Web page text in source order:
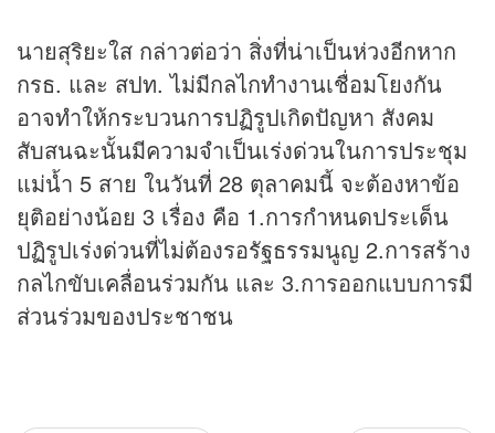
นายสุริยะใส กล่าวต่อว่า สิ่งที่น่าเป็นห่วงอีกหาก
กรธ. และ สปท. ไม่มีกลไกทำงานเชื่อมโยงกัน
อาจทำให้กระบวนการปฏิรูปเกิดปัญหา สังคม
สับสนฉะนั้นมีความจำเป็นเร่งด่วนในการประชุม
แม่น้ำ 5 สาย ในวันที่ 28 ตุลาคมนี้ จะต้องหาข้อ
ยุติอย่างน้อย 3 เรื่อง คือ 1.การกำหนดประเด็น
ปฏิรูปเร่งด่วนที่ไม่ต้องรอรัฐธรรมนูญ 2.การสร้าง
กลไกขับเคลื่อนร่วมกัน และ 3.การออกแบบการมี
ส่วนร่วมของประชาชน